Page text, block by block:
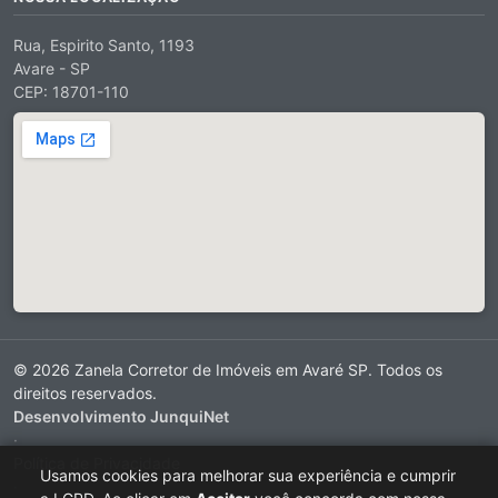
Rua, Espirito Santo, 1193
Avare - SP
CEP: 18701-110
© 2026 Zanela Corretor de Imóveis em Avaré SP. Todos os
direitos reservados.
Desenvolvimento JunquiNet
·
Usamos cookies para melhorar sua experiência e cumprir